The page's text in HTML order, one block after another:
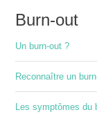
Burn-out
Un burn-out ?
Reconnaître un
Les symptômes du